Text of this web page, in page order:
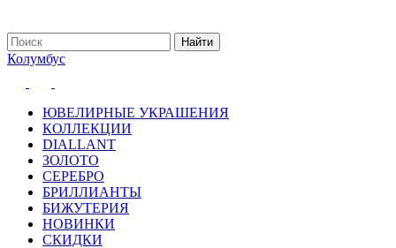
Колумбус
ЮВЕЛИРНЫЕ УКРАШЕНИЯ
КОЛЛЕКЦИИ
DIALLANT
ЗОЛОТО
СЕРЕБРО
БРИЛЛИАНТЫ
БИЖУТЕРИЯ
НОВИНКИ
СКИДКИ